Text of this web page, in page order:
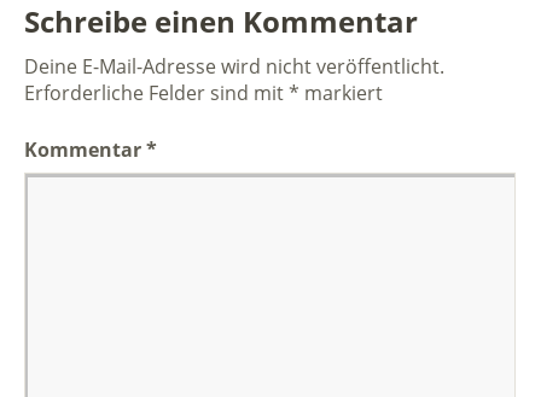
Schreibe einen Kommentar
Deine E-Mail-Adresse wird nicht veröffentlicht.
Erforderliche Felder sind mit* markiert
Kommentar*